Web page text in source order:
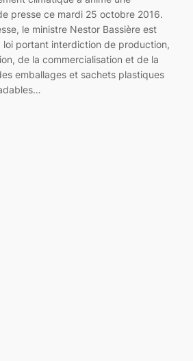
presse ce mardi 25 octobre 2016.
le ministre Nestor Bassière est
loi portant interdiction de production,
de la commercialisation et de la
emballages et sachets plastiques